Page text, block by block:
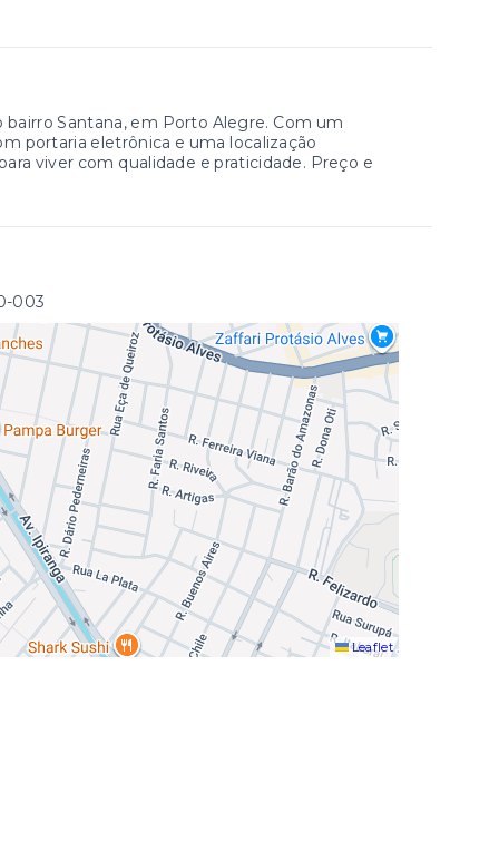
Santana, em Porto Alegre. Com um
portaria eletrônica e uma localização
viver com qualidade e praticidade. Preço e
003
Leaflet